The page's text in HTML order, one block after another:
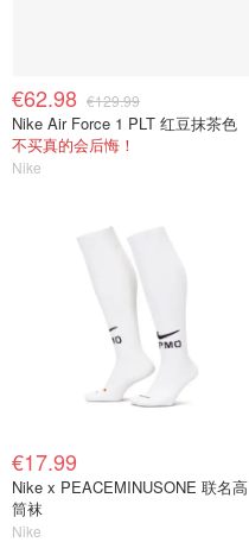
€62.98 €129.99
Nike Air Force 1 PLT 红豆抹茶色
不买真的会后悔！
Nike
€17.99
Nike x PEACEMINUSONE 联名高
筒袜
Nike